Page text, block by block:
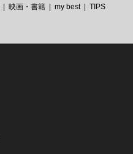
映画・書籍 my best
TIPS